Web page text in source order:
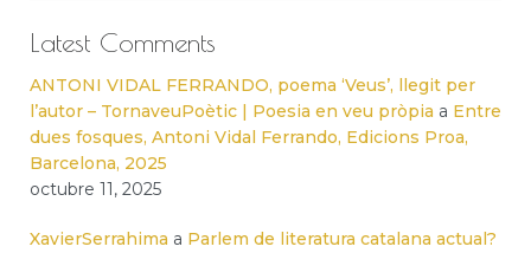
Latest Comments
ANTONI VIDAL FERRANDO, poema ‘Veus’, llegit per
l’autor – TornaveuPoètic | Poesia en veu pròpia a Entre
dues fosques, Antoni Vidal Ferrando, Edicions Proa,
Barcelona, 2025
octubre 11, 2025
XavierSerrahima a Parlem de literatura catalana actual?